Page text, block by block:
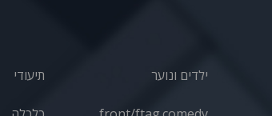
ילדים ונוער תיעודי